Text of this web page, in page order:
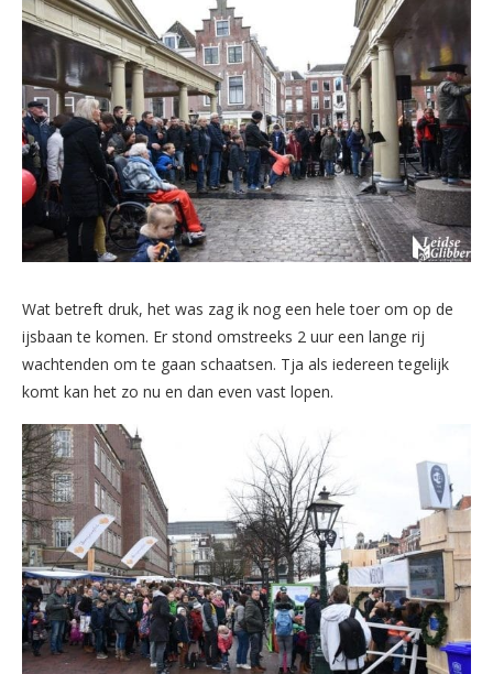
Wat betreft druk, het was zag ik nog een hele toer om op de
ijsbaan te komen. Er stond omstreeks 2 uur een lange rij
wachtenden om te gaan schaatsen. Tja als iedereen tegelijk
komt kan het zo nu en dan even vast lopen.